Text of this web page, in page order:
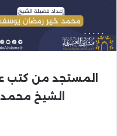
المستجد من كتب
الشيخ